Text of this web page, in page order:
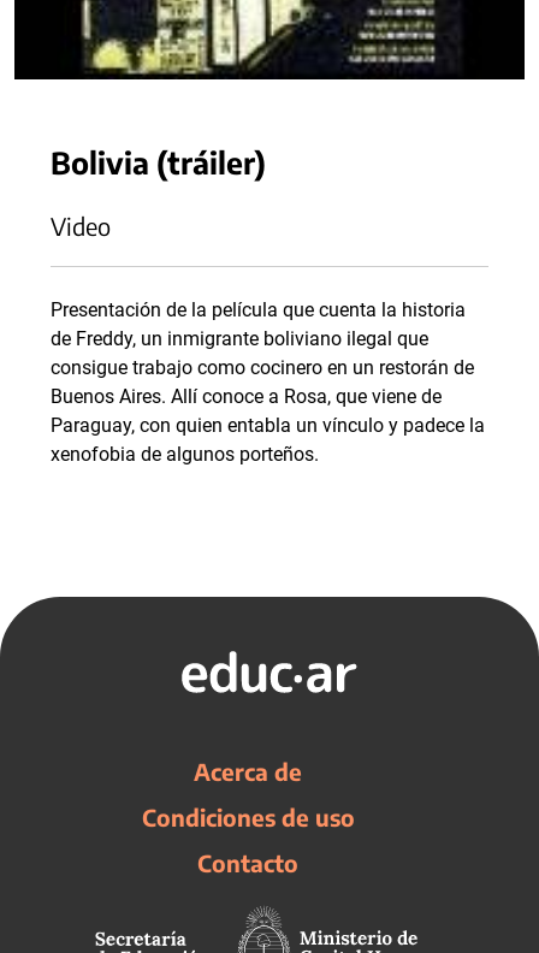
Bolivia (tráiler)
Video
Presentación de la película que cuenta la historia
de Freddy, un inmigrante boliviano ilegal que
consigue trabajo como cocinero en un restorán de
Buenos Aires. Allí conoce a Rosa, que viene de
Paraguay, con quien entabla un vínculo y padece la
xenofobia de algunos porteños.
Acerca de
Condiciones de uso
Contacto